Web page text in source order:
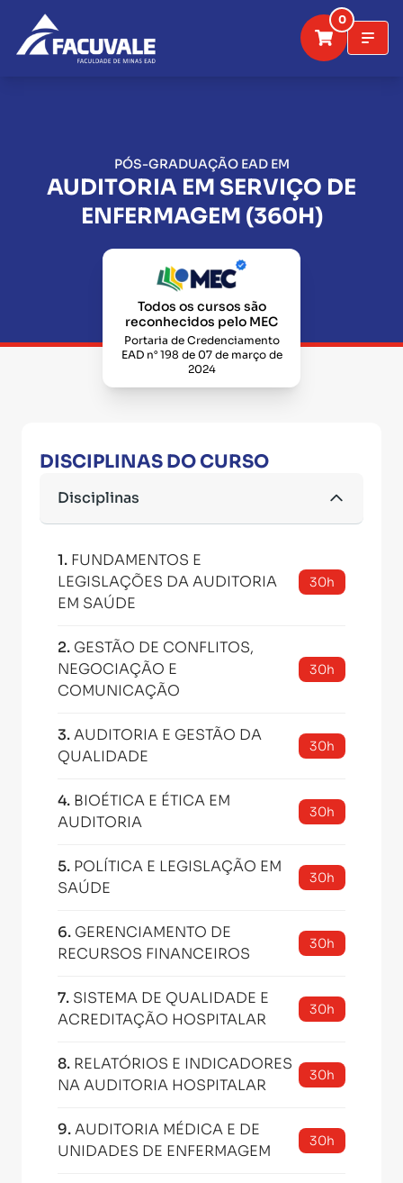
0
PÓS-GRADUAÇÃO EAD EM
AUDITORIA EM SERVIÇO DE
ENFERMAGEM (360H)
Todos os cursos são
reconhecidos pelo MEC
Portaria de Credenciamento
EAD n° 198 de 07 de março de
2024
DISCIPLINAS DO CURSO
Disciplinas
1. FUNDAMENTOS E
LEGISLAÇÕES DA AUDITORIA
EM SAÚDE
30h
2. GESTÃO DE CONFLITOS,
NEGOCIAÇÃO E
COMUNICAÇÃO
30h
3.AUDITORIA E GESTÃO DA
QUALIDADE
30h
4. BIOÉTICA E ÉTICA EM
AUDITORIA
30h
5. POLÍTICA E LEGISLAÇÃO EM
SAÚDE
30h
6. GERENCIAMENTO DE
RECURSOS FINANCEIROS
30h
7. SISTEMA DE QUALIDADE E
ACREDITAÇÃO HOSPITALAR
30h
8. RELATÓRIOS E INDICADORES
NA AUDITORIA HOSPITALAR
30h
9.AUDITORIA MÉDICA E DE
UNIDADES DE ENFERMAGEM
30h